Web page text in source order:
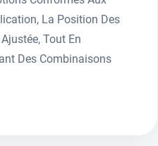
La Position Des
Tout En
Des Combinaisons